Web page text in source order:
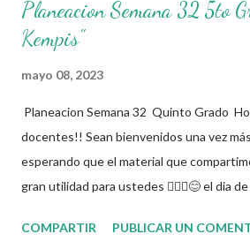
Planeacion Semana 32 5to
Kempis"
mayo 08, 2023
Planeacion Semana 32 Quinto Grado
docentes!! Sean bienvenidos una vez
esperando que el material que
gran utilidad para ustedes 🙋🏽‍♂️😊 el dia
proceso muy importante para los
COMPARTIR PUBLICAR UN